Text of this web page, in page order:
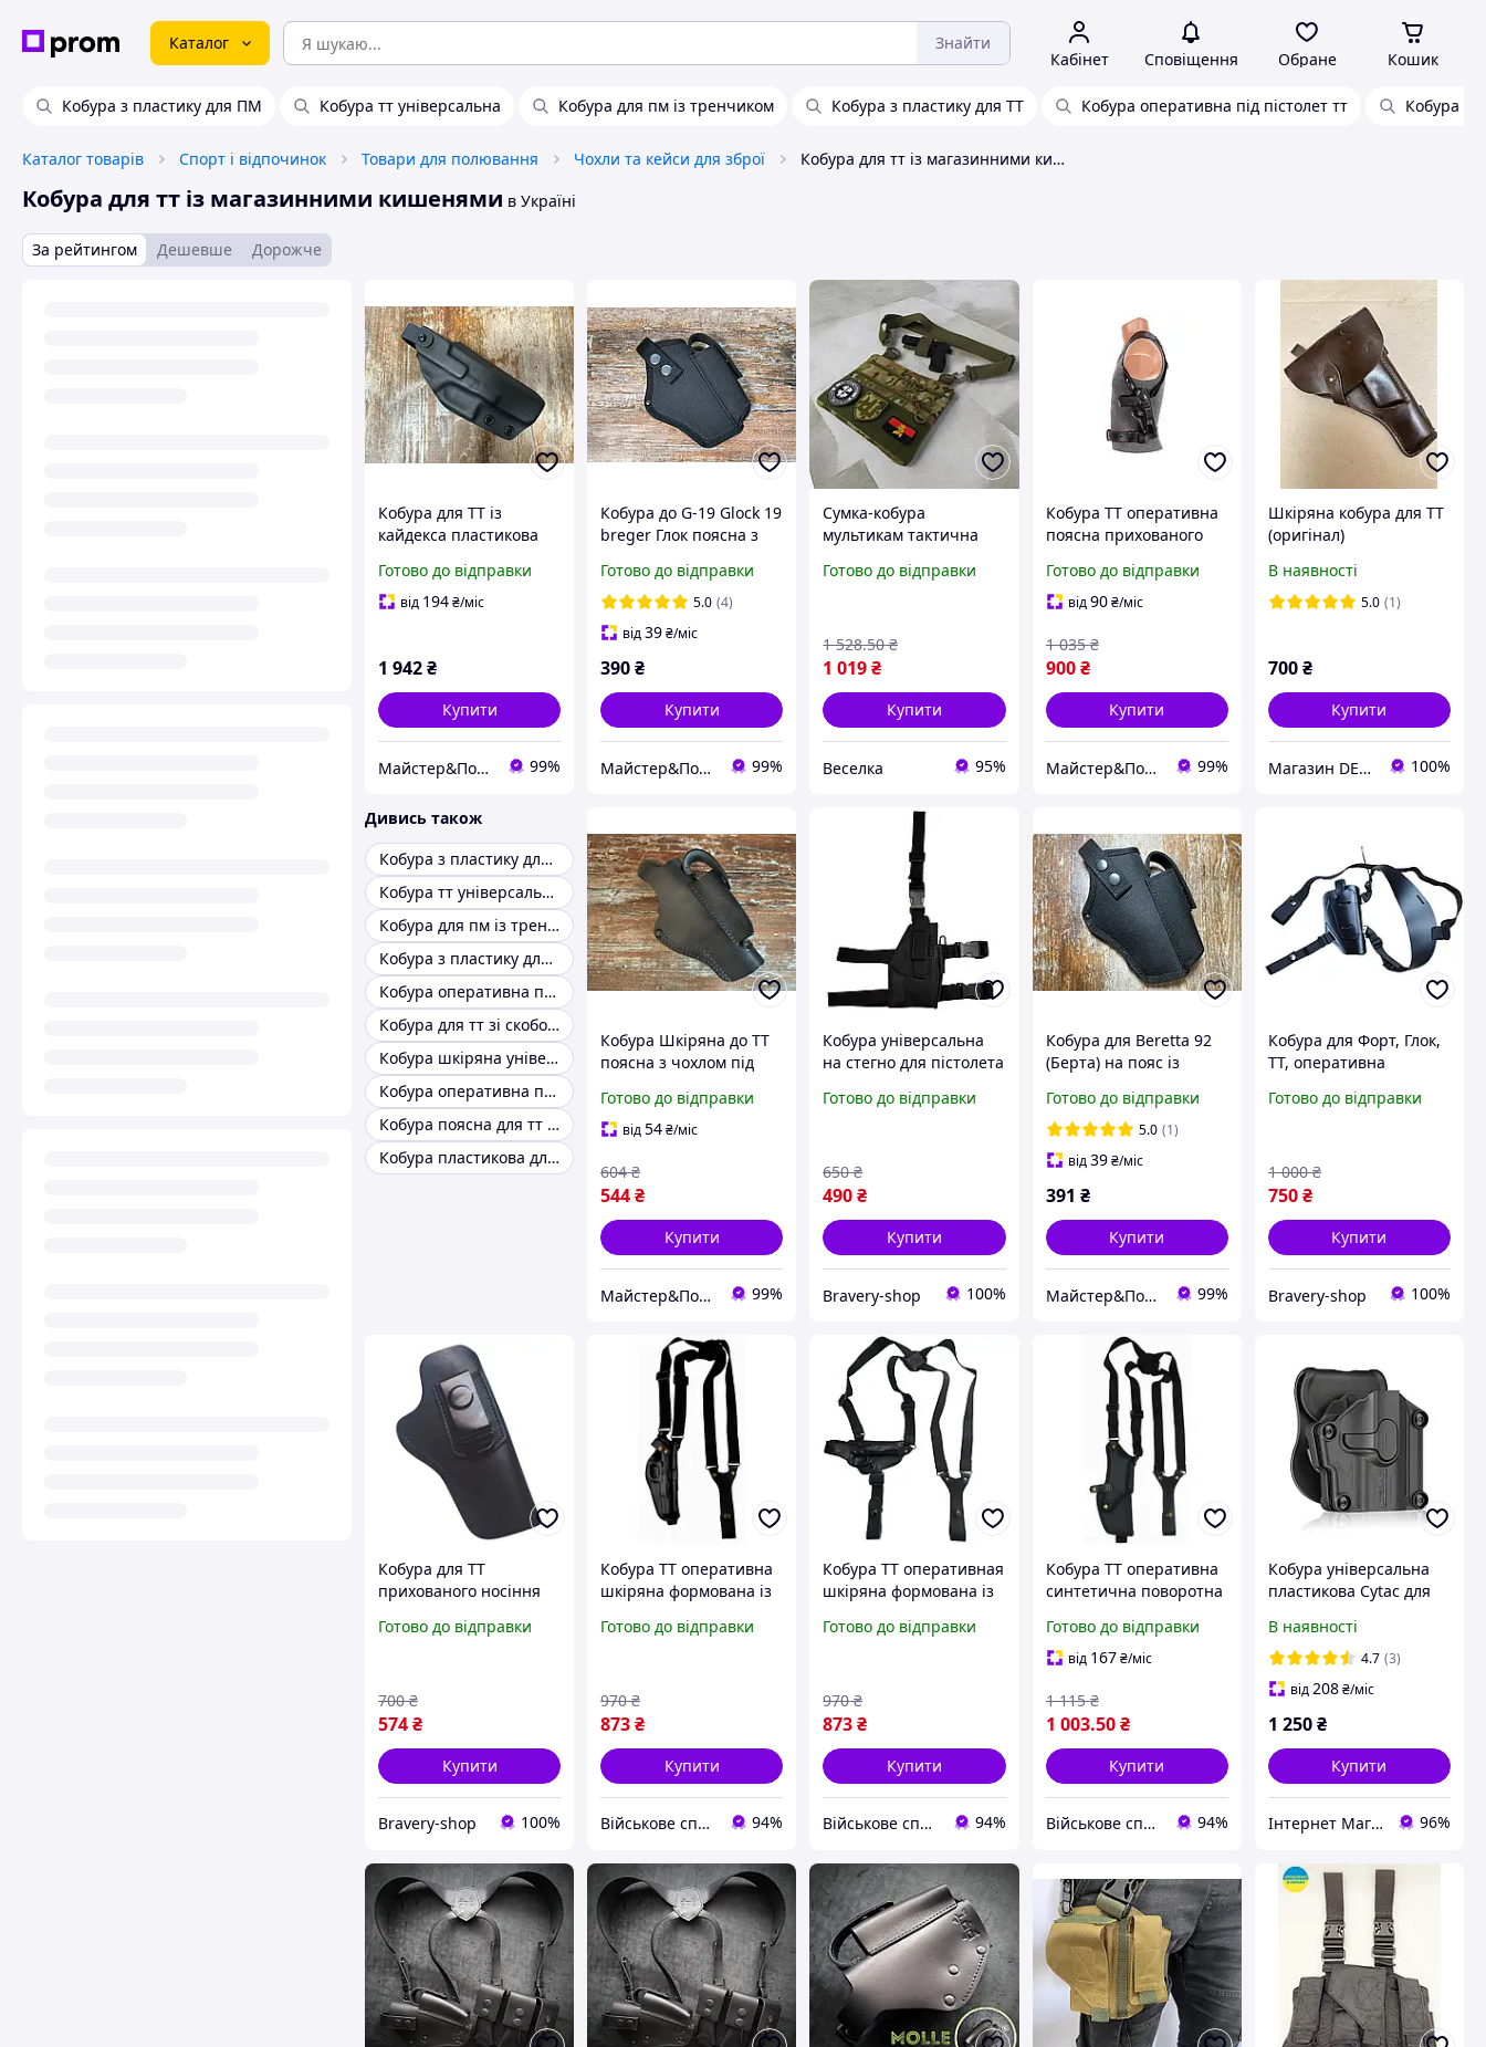
Каталог Знайти
Кабінет Сповіщення Обране Кошик
Кобура з пластику для ПМ Кобура тт універсальна Кобура для пм із тренчиком Кобура з пластику для ТТ Кобура оперативна під пістолет тт Кобура
Каталог товарів Спорт і відпочинок Товари для полювання Чохли та кейси для зброї Кобура для тт із магазинними кишенями
Кобура для тт із магазинними кишенями в Україні
За рейтингом Дешевше Дорожче
Кобура для ТТ із
кайдекса пластикова
Tek-Lok ms
Готово до відправки
від 194₴/міс
1 942₴
Купити
Майстер&Пострілу 99%
Кобура до G-19 Glock 19
breger Глок поясна з
магазину чорна MS
Готово до відправки
5.0 (4)
від39₴/міс
390₴
Купити
Майстер&Пострілу 99%
Сумка-кобура
мультикам тактична
кордури з кишенями та
Готово до відправки
1 019₴
1 528.50 ₴
Купити
Веселка 95%
Кобура ТТ оперативна
поясна прихованого
носіння формована з
кліпсою шкіра чорна
Готово до відправки
від90 ₴/міс
900 ₴
1 035 ₴
Купити
Майстер&Пострілу 99%
Шкіряна кобура для ТТ
(оригінал)
В наявності
5.0 (1)
700₴
Купити
Магазин DEFENDER 100%
Дивись також
Кобура з пластику для ПМ
Кобура тт універсальна
Кобура для пм із тренчиком
Кобура з пластику для ТТ
Кобура оперативна під пістолет тт
Кобура для тт зі скобою
Кобура шкіряна універсальна для псм-р
Кобура оперативна пм лівша
Кобура поясна для тт піксель
Кобура пластикова для тт чорна
Кобура Шкіряна до ТТ
поясна з чохлом під
Готово до відправки
від54₴/міс
544₴
604 ₴
Купити
Майстер&Пострілу 99%
Кобура універсальна
на стегно для пістолета
ТТ синтетична Чорна
Готово до відправки
490₴
650 ₴
Купити
Bravery-shop 100%
Кобура для Beretta 92
(Берта) на пояс із
Чорна ms
Готово до відправки
5.0 (1)
від39 ₴/міс
391 ₴
Купити
Майстер&Пострілу 99%
Кобура для Форт, Глок,
ТТ, оперативна
двостороння правша,
Готово до відправки
750₴
1 000 ₴
Купити
Bravery-shop 100%
Кобура для ТТ
прихованого носіння
Готово до відправки
574₴
700 ₴
Купити
Bravery-shop 100%
Кобура ТТ оперативна
шкіряна формована із
кріпленням
Готово до відправки
873₴
970 ₴
Купити
Військове спорядження 94%
Кобура ТТ оперативная
шкіряна формована із
кріпленням
Готово до відправки
873₴
970 ₴
Купити
Військове спорядження 94%
Кобура ТТ оперативна
синтетична поворотна
кріпленням Медан
Готово до відправки
від 167 ₴/міс
1 003.50 ₴
1 115 ₴
Купити
Військове спорядження 94%
Кобура універсальна
пластикова Cytac для
82/83, Glock 26/43, Sig
Sauer P365 (чорна)
В наявності
4.7 (3)
від 208₴/міс
1 250₴
Купити
Інтернет Магазин "Tano" 96%